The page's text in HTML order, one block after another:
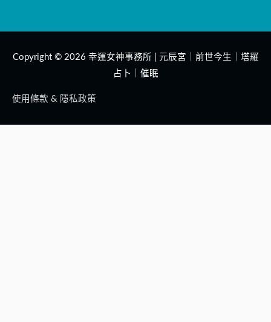
Copyright © 2026 幸運女神事務所 | 元辰宮｜前世今生｜塔羅
占卜｜催眠
使用條款 & 隱私政策